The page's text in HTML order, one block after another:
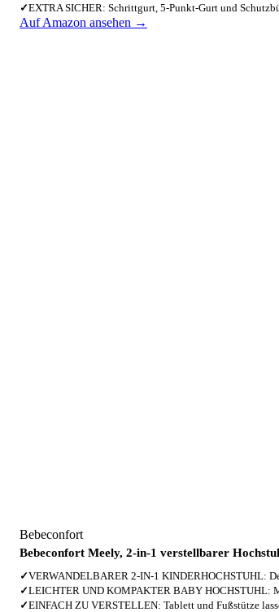
✓EXTRA SICHER: Schrittgurt, 5-Punkt-Gurt und
Auf Amazon ansehen →
Bebeconfort
Bebeconfort Meely, 2-in-1 verstellbarer
✓VERWANDELBARER 2-IN-1 KINDERHOCHSTUHL:
✓LEICHTER UND KOMPAKTER BABY HOCHSTUHL:
✓EINFACH ZU VERSTELLEN: Tablett und Fußstütze